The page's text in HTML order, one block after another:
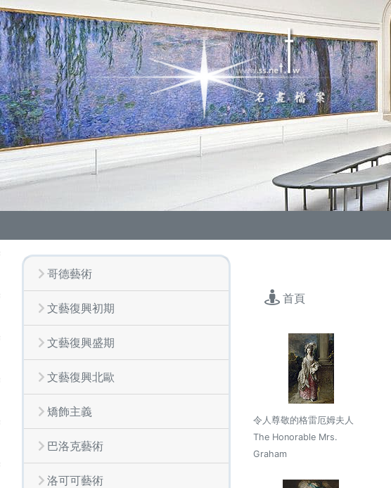
哥德藝術
文藝復興初期
文藝復興盛期
文藝復興北歐
矯飾主義
巴洛克藝術
洛可可藝術
首頁
令人尊敬的格雷厄姆夫人
The Honorable Mrs.
Graham